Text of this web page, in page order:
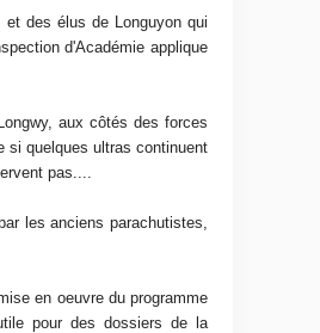
des élus de Longuyon qui
d'Académie applique
aux côtés des forces
si quelques ultras continuent
pas....
les anciens parachutistes,
en oeuvre du programme
pour des dossiers de la